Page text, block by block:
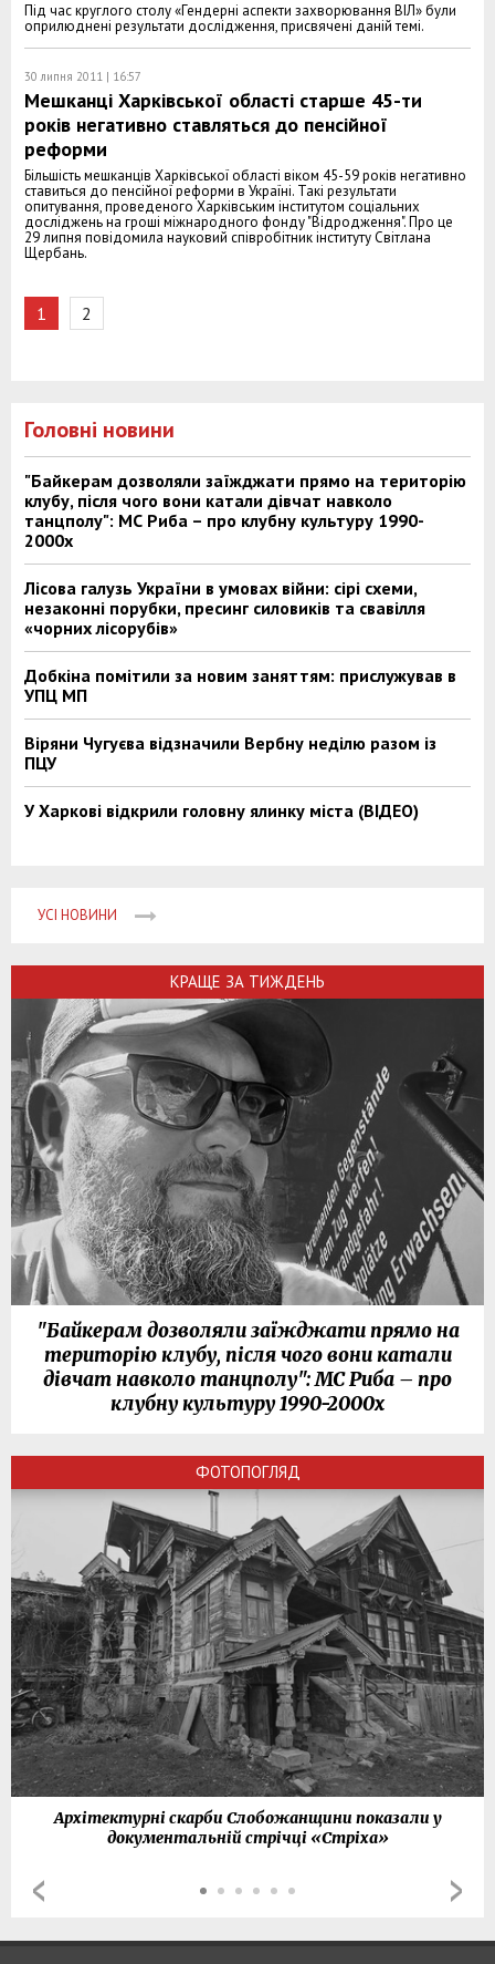
Під час круглого столу «Гендерні аспекти захворювання ВІЛ» були
оприлюднені результати дослідження, присвячені даній темі.
30 липня 2011 | 16:57
Мешканці Харківської області старше 45-ти
років негативно ставляться до пенсійної
реформи
Більшість мешканців Харківської області віком 45-59 років негативно
ставиться до пенсійної реформи в Україні. Такі результати
опитування, проведеного Харківським інститутом соціальних
досліджень на гроші міжнародного фонду "Відродження". Про це
29 липня повідомила науковий співробітник інституту Світлана
Щербань.
1 2
Головні новини
"Байкерам дозволяли заїжджати прямо на територію
клубу, після чого вони катали дівчат навколо
танцполу": МС Риба – про клубну культуру 1990-
2000х
Лісова галузь України в умовах війни: сірі схеми,
незаконні порубки, пресинг силовиків та свавілля
«чорних лісорубів»
Добкіна помітили за новим заняттям: прислужував в
УПЦ МП
Віряни Чугуєва відзначили Вербну неділю разом із
ПЦУ
У Харкові відкрили головну ялинку міста (ВІДЕО)
УСІ НОВИНИ
КРАЩЕ ЗА ТИЖДЕНЬ
"Байкерам дозволяли заїжджати прямо на
територію клубу, після чого вони катали
дівчат навколо танцполу": МС Риба – про
клубну культуру 1990-2000х
ФОТОПОГЛЯД
Архітектурні скарби Слобожанщини показали у
документальній стрічці «Стріха»